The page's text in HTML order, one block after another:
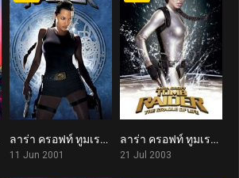
5.8ลาร่า ครอฟท์ ทูมเรเดอร์ Lara Croft: Tomb Raider (2001)
11 Jun 2001
5.5ลาร่า ครอฟท์ ทูมเรเดอร์ กู้วิกฤตล่ากล่องปริศนา Lara Croft: Tomb Raider – The Cradle of Life (2003)
21 Jul 2003